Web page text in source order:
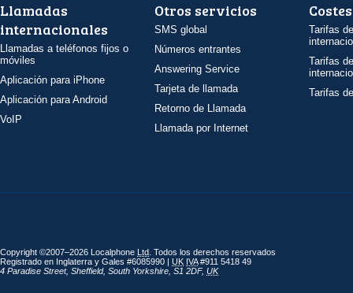
Llamadas
internacionales
Llamadas a teléfonos fijos o
móviles
Aplicación para iPhone
Aplicación para Android
VoIP
Otros servicios
SMS global
Números entrantes
Answering Service
Tarjeta de llamada
Retorno de Llamada
Llamada por Internet
Costes
Tarifas
Tarifas
Tarifas
Copyright ©2007–2026 Localphone Ltd . Todos los derechos reservados
Registrado en Inglaterra y Gales #6085990 | UK IVA#911 5418 49
4 Paradise Street, Sheffield, South Yorkshire S1 2DF, UK